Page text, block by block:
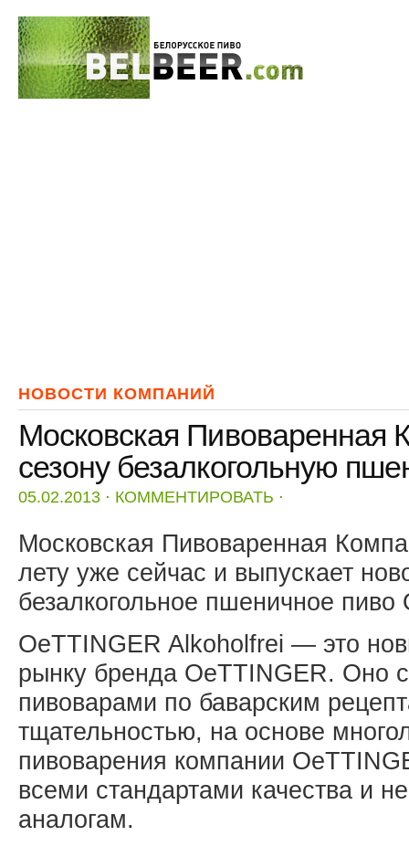
НОВОСТИ КОМПАНИЙ
Московская Пивоваренная
сезону безалкогольную
05.02.2013 ⋅ КОММЕНТИРОВАТЬ ⋅
Московская Пивоваренная
лету уже сейчас и выпускает
безалкогольное пшеничное
OeTTINGER Alkoholfrei — это
рынку бренда OeTTINGER. Оно
пивоварами по баварским
тщательностью, на основе
пивоварения компании
всеми стандартами качества и
аналогам.